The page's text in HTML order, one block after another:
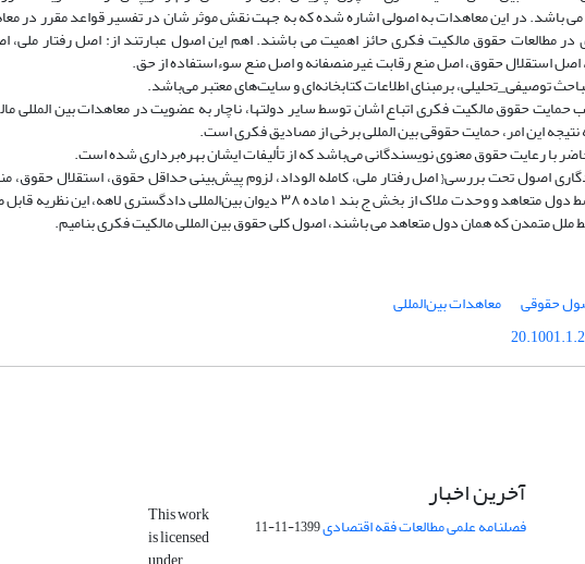
می باشد. در این معاهدات به اصولی اشاره شده که به جهت نقش موثر شان در تفسیر قواعد مقرر در
در مطالعات حقوق مالکیت فکری حائز اهمیت می باشند. اهم این اصول عبارتند از: اصل رفتار ملی،
استقلال حقوق، اصل منع رقابت غیرمنصفانه و اصل منع سوءاستفاده از حق.
توصیفی_تحلیلی، برمبنای اطلاعات کتابخانه‌ای و سایت‌های معتبر می‌باشد.
حمایت حقوق مالکیت فکری اتباع اشان توسط سایر دولتها، ناچار به عضویت در معاهدات بین
این امر، حمایت حقوقی بین المللی برخی از مصادیق فکری است.
با رعایت حقوق معنوی نویسندگانی می‌باشد که از تألیفات ایشان بهره‌برداری شده است.
اصول تحت بررسی{ اصل رفتار ملی، کامله الوداد، لزوم پیش‌بینی حداقل حقوق، استقلال حقوق،
سوءاستفاده از حق} توسط دول متعاهد و وحدت ملاک از بخش ج بند ۱ ماده ۳۸ دیوان بین‌المللی
متمدن که همان دول متعاهد می باشند، اصول کلی حقوق بین المللی مالکیت فکری بنامیم.
حقوقی
معاهدات بین‌المللی
آخرین اخبار
فصلنامه علمی مطالعات فقه اقتصادی1399-11-11
This work
is licensed